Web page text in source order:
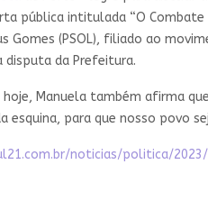
pública intitulada “O Combate
Gomes (PSOL), filiado ao
disputa da Prefeitura.
hoje, Manuela também afirma
esquina, para que nosso povo
noticias/politica/